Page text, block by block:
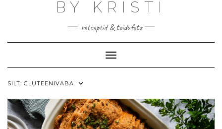
BY KRISTI
retseptid & toidufoto
Toggle Navigation
SILT: GLUTEENIVABA